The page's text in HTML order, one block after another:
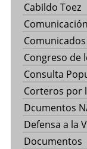
Cabildo Toez
Congreso de
Consulta
Corteros por
Dcumentos
Defensa a la
Documentos